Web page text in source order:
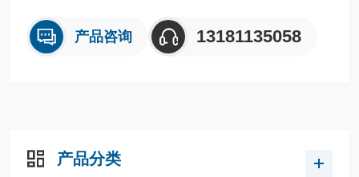
产品咨询 13181135058
产品分类